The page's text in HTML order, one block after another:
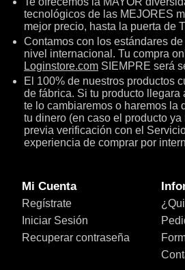
tecnológicos de las MEJORES
mejor precio, hasta la puerta de
Contamos con los estándares
nivel internacional. Tu compra
Loginstore.com SIEMPRE será
El 100% de nuestros productos
de fábrica. Si tu producto llegara
te lo cambiaremos o haremos la
tu dinero (en caso el producto
previa verificación con el
experiencia de comprar por
Mi Cuenta
Regístrate
Iniciar Sesión
Recuperar contraseña